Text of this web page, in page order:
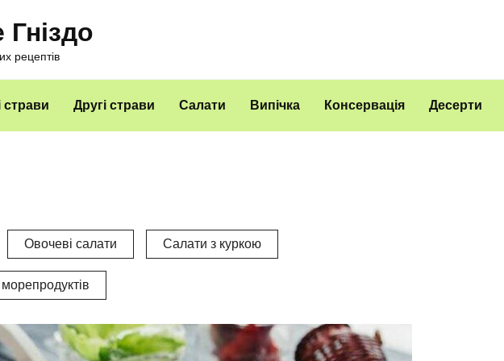
рецептів
страви Другі страви Салати Випічка Консервація Десерти
Овочеві салати Салати з куркою